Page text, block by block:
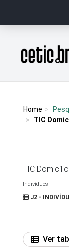
Página
Home
TIC
TIC
Indivíduos
J2 -
Ver